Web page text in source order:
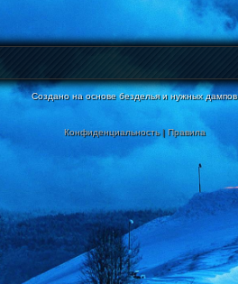
Создано на основе безделья и нужных дампов
Конфиденциальность| Правила